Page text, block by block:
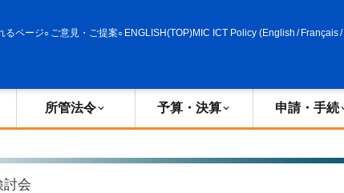
るページ ご意見・ご提案 ENGLISH(TOP)MIC ICT Policy (English / Français/
所管法令 予算・決算 申請・手続
討会